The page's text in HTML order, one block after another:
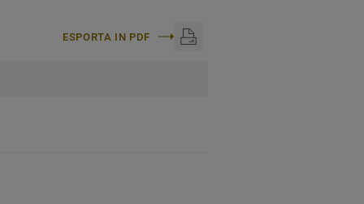
ESPORTA IN PDF